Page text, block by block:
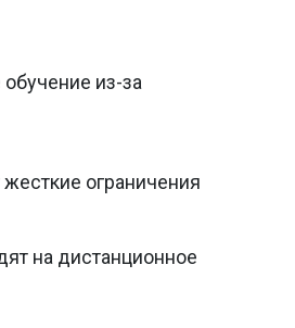
из-за
ограничения
на дистанционное